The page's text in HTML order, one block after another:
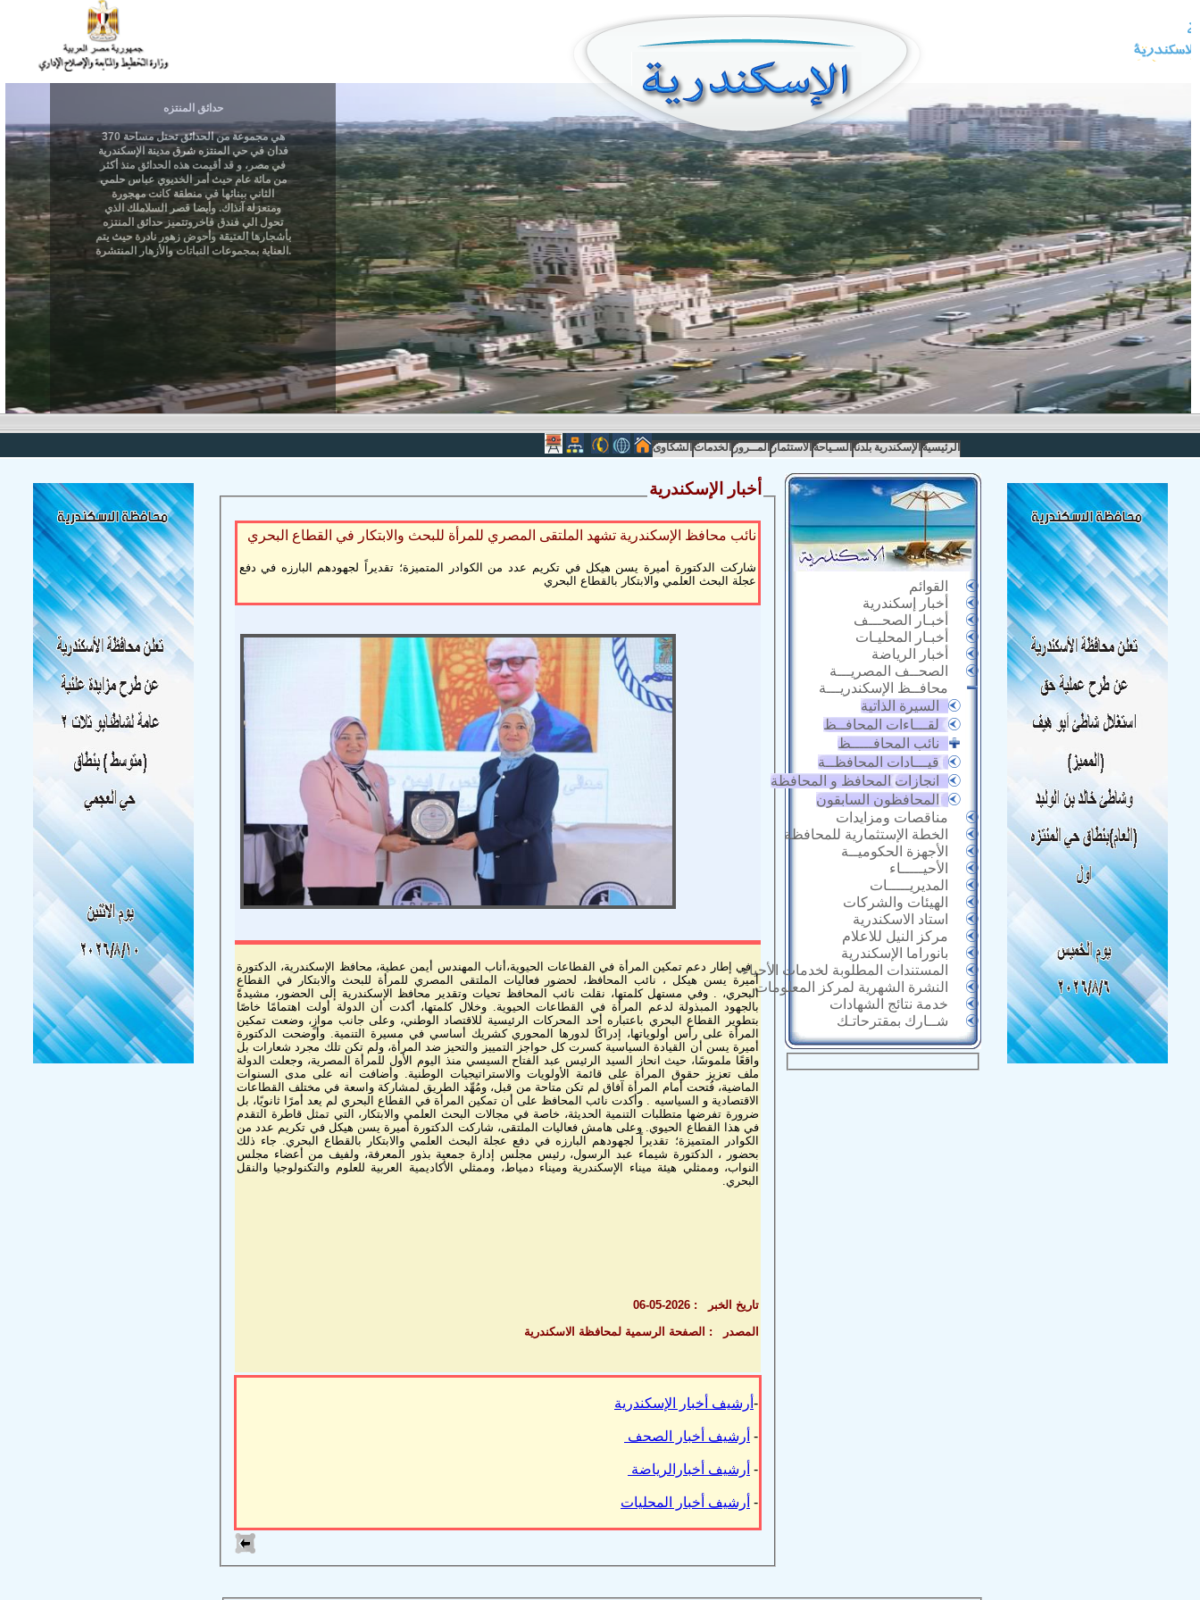
الرئيسية الإسكندرية بلدنا السـياحة الاستثمار المــرور الخدمات الشكاوى
القوائم
أخبار إسكندرية
أخبـار الصحـــف
أخبـار المحليـات
أخبار الرياضة
الصحــف المصريـــة
محافــظ الإسكندريـــة
السيرة الذاتية
لقـــاءات المحافــظ
نائب المحافـــــظ
قيـــادات المحافظــة
انجازات المحافظ و المحافظة
المحافظون السابقون
مناقصات ومزايدات
الخطة الإستثمارية للمحافظة
الأجهزة الحكوميــة
الأحيـــــاء
المديريـــــات
الهيئات والشركات
استاد الاسكندرية
مركز النيل للاعلام
بانوراما الإسكندرية
المستندات المطلوبة لخدمات الأحياء
النشرة الشهرية لمركز المعلومات
خدمة نتائج الشهادات
شــارك بمقترحاتـك
أخبار الإسكندرية
نائب محافظ الإسكندرية تشهد الملتقى المصري للمرأة للبحث والابتكار في القطاع البحري
شاركت الدكتورة أميرة يسن هيكل في تكريم عدد من الكوادر المتميزة؛ تقديراً لجهودهم البارزه في دفع
عجلة البحث العلمي والابتكار بالقطاع البحري
في إطار دعم تمكين المرأة في القطاعات الحيوية،أناب المهندس أيمن عطية، محافظ الإسكندرية، الدكتورة
أميرة يسن هيكل ، نائب المحافظ، لحضور فعاليات الملتقى المصري للمرأة للبحث والابتكار في القطاع
البحري، . وفي مستهل كلمتها، نقلت نائب المحافظ تحيات وتقدير محافظ الإسكندرية إلى الحضور، مشيدةً
بالجهود المبذولة لدعم المرأة في القطاعات الحيوية. وخلال كلمتها، أكدت أن الدولة أولت اهتمامًا خاصًا
بتطوير القطاع البحري باعتباره أحد المحركات الرئيسية للاقتصاد الوطني، وعلى جانب موازٍ، وضعت تمكين
المرأة على رأس أولوياتها، إدراكًا لدورها المحوري كشريك أساسي في مسيرة التنمية. وأوضحت الدكتورة
أميرة يسن أن القيادة السياسية كسرت كل حواجز التمييز والتحيز ضد المرأة، ولم تكن تلك مجرد شعارات بل
واقعًا ملموسًا، حيث انحاز السيد الرئيس عبد الفتاح السيسي منذ اليوم الأول للمرأة المصرية، وجعلت الدولة
ملف تعزيز حقوق المرأة على قائمة الأولويات والاستراتيجيات الوطنية. وأضافت أنه على مدى السنوات
الماضية، فُتحت أمام المرأة آفاق لم تكن متاحة من قبل، ومُهِّد الطريق لمشاركة واسعة في مختلف القطاعات
الاقتصادية و السياسيه . وأكدت نائب المحافظ على أن تمكين المرأة في القطاع البحري لم يعد أمرًا ثانويًا، بل
ضرورة تفرضها متطلبات التنمية الحديثة، خاصة في مجالات البحث العلمي والابتكار، التي تمثل قاطرة التقدم
في هذا القطاع الحيوي. وعلى هامش فعاليات الملتقى، شاركت الدكتورة أميرة يسن هيكل في تكريم عدد من
الكوادر المتميزة؛ تقديراً لجهودهم البارزه في دفع عجلة البحث العلمي والابتكار بالقطاع البحري. جاء ذلك
بحضور ، الدكتورة شيماء عبد الرسول، رئيس مجلس إدارة جمعية بذور المعرفة، ولفيف من أعضاء مجلس
النواب، وممثلي هيئة ميناء الإسكندرية وميناء دمياط، وممثلي الأكاديمية العربية للعلوم والتكنولوجيا والنقل
البحري.
تاريخ الخبر : 2026-05-06
المصدر : الصفحة الرسمية لمحافظة الاسكندرية
- أرشيف أخبار الإسكندرية
- أرشيف أخبار الصحف
- أرشيف أخبارالرياضة
- أرشيف أخبار المحليات